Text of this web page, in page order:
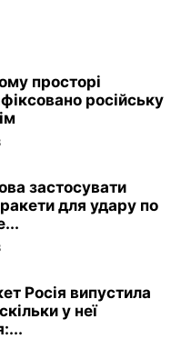
просторі
російську
застосувати
для удару по
Росія випустила
у неї